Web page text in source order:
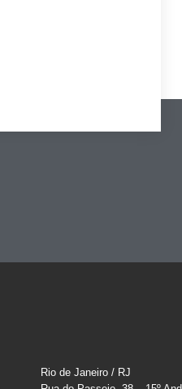
Rio de Janeiro / RJ